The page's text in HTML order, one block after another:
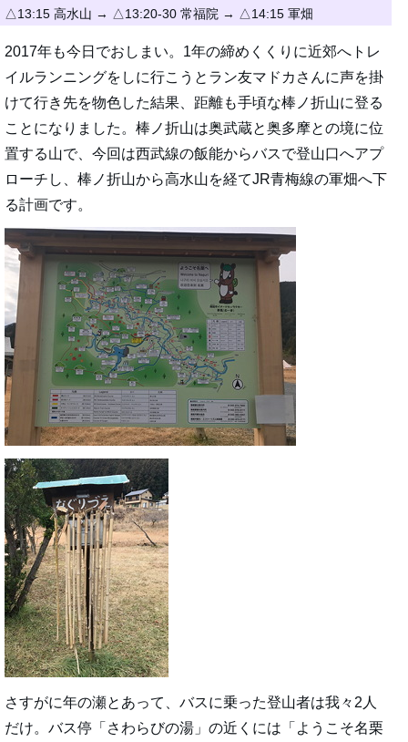
△13:15 高水山 → △13:20-30 常福院 → △14:15 軍畑
2017年も今日でおしまい。1年の締めくくりに近郊へトレ
イルランニングをしに行こうとラン友マドカさんに声を掛
けて行き先を物色した結果、距離も手頃な棒ノ折山に登る
ことになりました。棒ノ折山は奥武蔵と奥多摩との境に位
置する山で、今回は西武線の飯能からバスで登山口へアプ
ローチし、棒ノ折山から高水山を経てJR青梅線の軍畑へ下
る計画です。
さすがに年の瀬とあって、バスに乗った登山者は我々2人
だけ。バス停「さわらびの湯」の近くには「ようこそ名栗